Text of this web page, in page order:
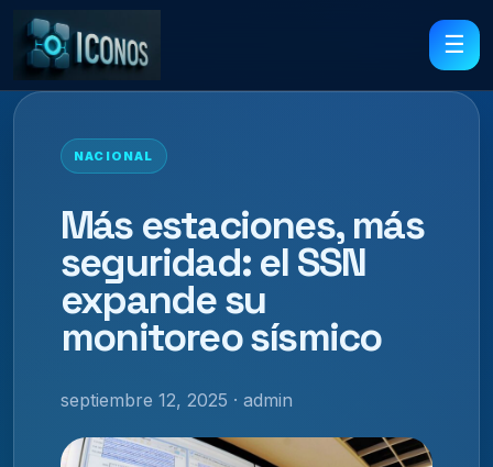
☰
NACIONAL
Más estaciones, más
seguridad: el SSN
expande su
monitoreo sísmico
septiembre 12, 2025 · admin